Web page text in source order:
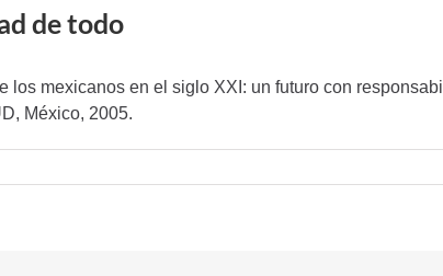
de todo
los mexicanos en el siglo XXI: un futuro con
México, 2005.